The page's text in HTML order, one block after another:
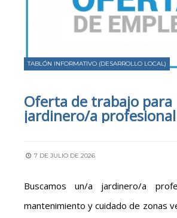
TABLÓN INFORMATIVO (DESARROLLO LOCAL)
Oferta de trabajo para
jardinero/a profesional
7 DE JULIO DE 2026
Buscamos un/a jardinero/a
mantenimiento y cuidado de zonas